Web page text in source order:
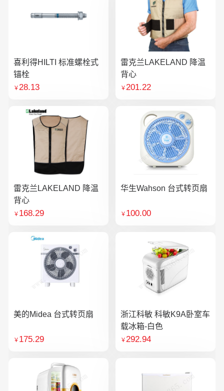
喜利得HILTI 标准螺栓式
锚栓
￥28.13
雷克兰LAKELAND 降温
背心
￥201.22
雷克兰LAKELAND 降温
背心
￥ 168.29
华生Wahson 台式转页扇
￥ 100.00
美的Midea 台式转页扇
￥ 175.29
浙江科敏 科敏K9A卧室车
载冰箱-白色
￥292.94